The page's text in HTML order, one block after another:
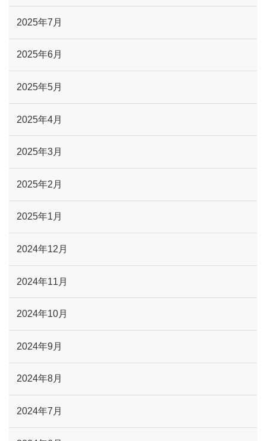
2025年7月
2025年6月
2025年5月
2025年4月
2025年3月
2025年2月
2025年1月
2024年12月
2024年11月
2024年10月
2024年9月
2024年8月
2024年7月